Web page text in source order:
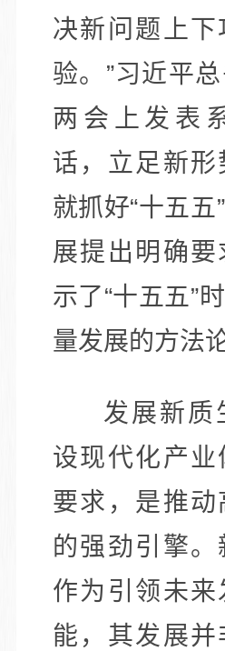
决新问题上下
验。”习近平
两会上发表
话，立足新形
就抓好“十五五
展提出明确
示了“十五五”
量发展的方法
发展新质
设现代化产业
要求，是推动
的强劲引擎。
作为引领未来
能，其发展并